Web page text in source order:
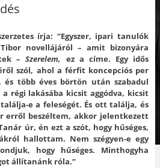
írja: “Egyszer, ipari tanulók
novellájáról – amit bizonyára
– Szerelem, ez a címe. Egy idős
szól, ahol a férfit koncepciós per
több éves börtön után szabadul
régi lakásába kicsit aggódva, kicsit
e a feleségét. És ott találja, és
erről beszéltem, akkor jelentkezett
úr, én ezt a szót, hogy hűséges,
hallottam. Nem szégyen-e egy
hogy hűséges. Minthogyha
állítanánk róla.”